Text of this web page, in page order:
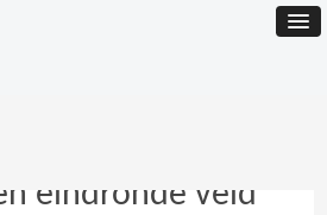
eindronde veld